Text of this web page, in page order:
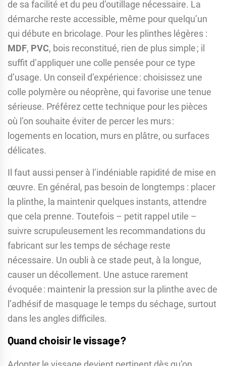
de sa facilité et du peu d’outillage nécessaire. La
démarche reste accessible, même pour quelqu’un
qui débute en bricolage. Pour les plinthes légères :
MDF, PVC, bois reconstitué, rien de plus simple ; il
suffit d’appliquer une colle pensée pour ce type
d’usage. Un conseil d’expérience : choisissez une
colle polymère ou néoprène, qui favorise une tenue
sérieuse. Préférez cette technique pour les pièces
où l’on souhaite éviter de percer les murs :
logements en location, murs en plâtre, ou surfaces
délicates.
Il faut aussi penser à l’indéniable rapidité de mise en
œuvre. En général, pas besoin de longtemps : placer
la plinthe, la maintenir quelques instants, attendre
que cela prenne. Toutefois – petit rappel utile –
suivre scrupuleusement les recommandations du
fabricant sur les temps de séchage reste
nécessaire. Un oubli à ce stade peut, à la longue,
causer un décollement. Une astuce rarement
évoquée : maintenir la pression sur la plinthe avec de
l’adhésif de masquage le temps du séchage, surtout
dans les angles difficiles.
Quand choisir le vissage ?